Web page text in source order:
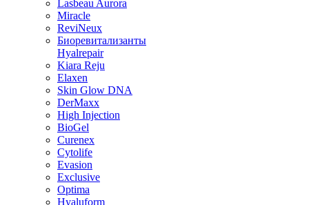
Lasbeau Aurora
Miracle
ReviNeux
Биоревитализанты
Hyalrepair
Kiara Reju
Elaxen
Skin Glow DNA
DerMaxx
High Injection
BioGel
Curenex
Cytolife
Evasion
Exclusive
Optima
Hyaluform